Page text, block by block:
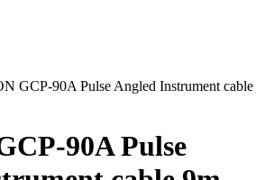
GCP-90A Pulse Angled Instrument cable
90A Pulse